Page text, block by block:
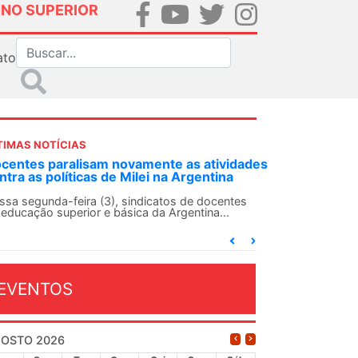
SUPERIOR
NOTÍCIAS
ANDES-SN convoca docentes para Dia de
Solidariedade Internacionalista com Cuba em
13 de agosto
O ANDES-SN conclama suas seções sindicais e o
2026